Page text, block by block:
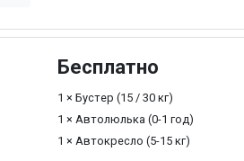
Бесплатно
1 × Бустер (15 / 30 кг)
1 × Автолюлька (0-1 год)
1 × Автокресло (5-15 кг)